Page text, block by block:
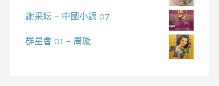
謝采妘 – 中國小調 07
群星會 01 – 周璇